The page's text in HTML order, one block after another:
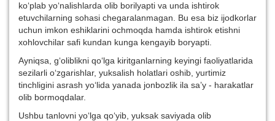
ko‘plab yo‘nalishlarda olib borilyapti va unda ishtirok
etuvchilarning sohasi chegaralanmagan. Bu esa biz ijodkorlar
uchun imkon eshiklarini ochmoqda hamda ishtirok etishni
xohlovchilar safi kundan kunga kengayib boryapti.
Ayniqsa, g‘oliblikni qo‘lga kiritganlarning keyingi faoliyatlarida
sezilarli o‘zgarishlar, yuksalish holatlari oshib, yurtimiz
tinchligini asrash yo‘lida yanada jonbozlik ila sa’y - harakatlar
olib bormoqdalar.
Ushbu tanlovni yo‘lga qo‘yib, yuksak saviyada olib